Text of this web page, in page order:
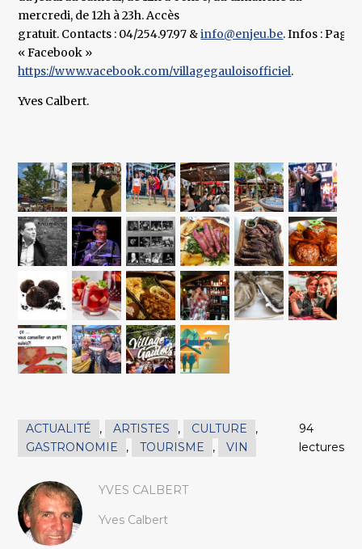
mercredi, de 12h à 23h. Accès
gratuit. Contacts : 04/254.97.97 &info@enjeu.be. Infos : Page
« Facebook »
https://www.vacebook.com/villagegauloisofficiel.
Yves Calbert.
ACTUALITÉ , ARTISTES , CULTURE
,
GASTRONOMIE
, TOURISME , VIN
94
lectures
YVES CALBERT
Yves Calbert